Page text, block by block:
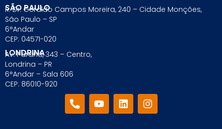
SÃO PAULO
R. Dr. Geraldo Campos Moreira, 240 – Cidade Monções,
São Paulo – SP
6°Andar
CEP: 04571-020
LONDRINA
Av. Paraná, 343 – Centro,
Londrina – PR
6°Andar – Sala 606
CEP: 86010-920